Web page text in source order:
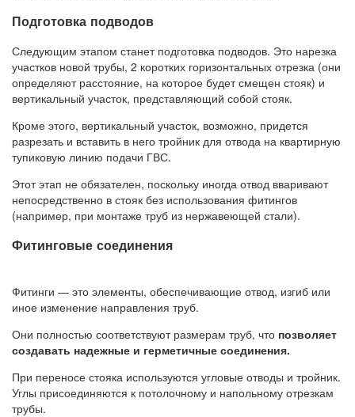
Подготовка подводов
Следующим этапом станет подготовка подводов. Это нарезка
участков новой трубы, 2 коротких горизонтальных отрезка (они
определяют расстояние, на которое будет смещен стояк) и
вертикальный участок, представляющий собой стояк.
Кроме этого, вертикальный участок, возможно, придется
разрезать и вставить в него тройник для отвода на квартирную
тупиковую линию подачи ГВС.
Этот этап не обязателен, поскольку иногда отвод вваривают
непосредственно в стояк без использования фитингов
(например, при монтаже труб из нержавеющей стали).
Фитинговые соединения
Фитинги — это элементы, обеспечивающие отвод, изгиб или
иное изменение направления труб.
Они полностью соответствуют размерам труб, что позволяет
создавать надежные и герметичные соединения.
При переносе стояка используются угловые отводы и тройник.
Углы присоединяются к потолочному и напольному отрезкам
трубы.